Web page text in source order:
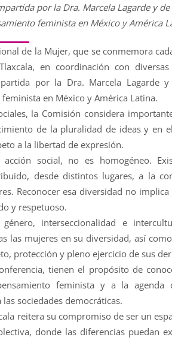
por la Dra. Marcela Lagarde y de
feminista en México y América
de la Mujer, que se conmemora
en coordinación con
por la Dra. Marcela Lagarde
en México y América Latina.
la Comisión considera
de la pluralidad de ideas y en
a la libertad de expresión.
social, no es homogéneo.
desde distintos lugares, a la
Reconocer esa diversidad no
y respetuoso.
interseccionalidad e
las mujeres en su diversidad, así
protección y pleno ejercicio de sus
tienen el propósito de
feminista y a la agenda
sociedades democráticas.
reitera su compromiso de ser un
donde las diferencias puedan